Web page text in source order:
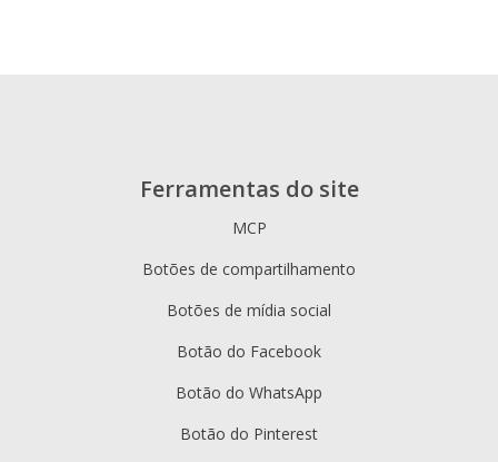
Ferramentas do site
MCP
Botões de compartilhamento
Botões de mídia social
Botão do Facebook
Botão do WhatsApp
Botão do Pinterest